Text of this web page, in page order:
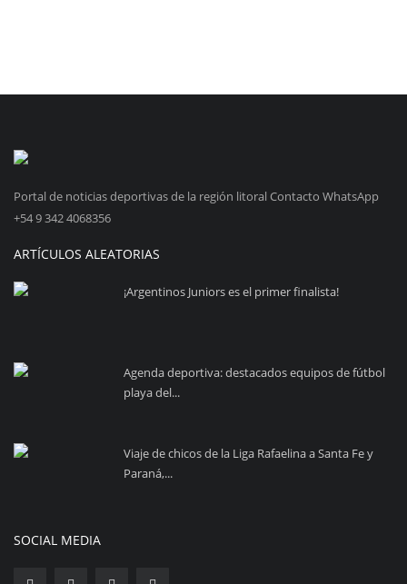
Portal de noticias deportivas de la región litoral Contacto WhatsApp
+54 9 342 4068356
ARTÍCULOS ALEATORIAS
¡Argentinos Juniors es el primer finalista!
Agenda deportiva: destacados equipos de fútbol
playa del...
Viaje de chicos de la Liga Rafaelina a Santa Fe y
Paraná,...
SOCIAL MEDIA